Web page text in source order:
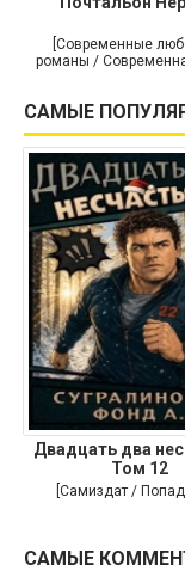
[Современные
романы /
САМЫЕ
Двадцать два
Том 12
[Самиздат /
САМЫЕ